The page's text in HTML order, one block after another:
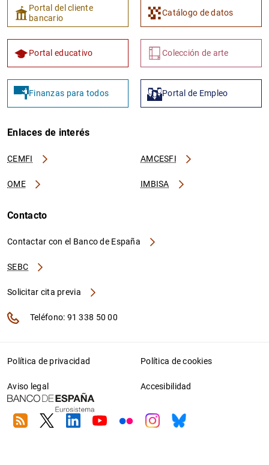
Portal del cliente
bancario
Catálogo de datos
Portal educativo Colección de arte
Finanzas para todos Portal de Empleo
Enlaces de interés
CEMFI AMCESFI
OME IMBISA
Contacto
Contactar con el Banco de España
SEBC
Solicitar cita previa
Teléfono: 91 338 50 00
Política de privacidad Política de cookies
Aviso legal Accesibilidad
RSS TwitterLinkedin
YoutubeFlickrInstagram
Bluesky